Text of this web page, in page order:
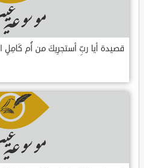
قصيدة أيا ربِّ أستجرِيكَ من أُم كَامِلٍ